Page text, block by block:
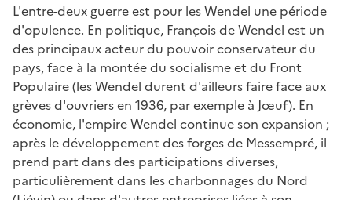
L'entre-deux guerre est pour les Wendel une période
d'opulence. En politique, François de Wendel est un
des principaux acteur du pouvoir conservateur du
pays, face à la montée du socialisme et du Front
Populaire (les Wendel durent d'ailleurs faire face aux
grèves d'ouvriers en 1936, par exemple à Jœuf). En
économie, l'empire Wendel continue son expansion ;
après le développement des forges de Messempré, il
prend part dans des participations diverses,
particulièrement dans les charbonnages du Nord